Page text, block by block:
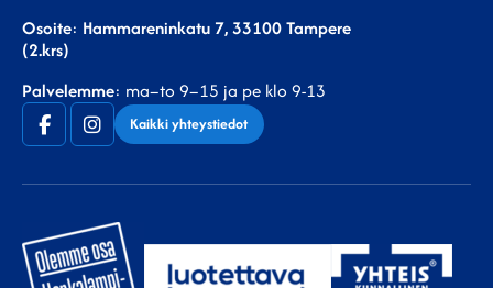
Osoite: Hammareninkatu 7, 33100 Tampere
(2.krs)
Palvelemme: ma–to 9–15 ja pe klo 9-13
FacebookInstagramKaikki yhteystiedot